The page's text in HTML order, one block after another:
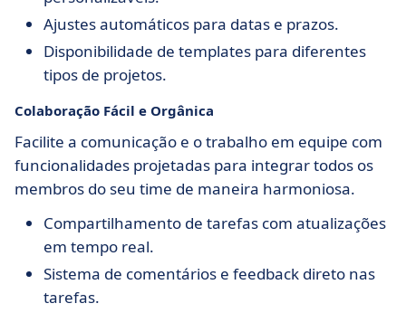
Ajustes automáticos para datas e prazos.
Disponibilidade de templates para diferentes
tipos de projetos.
Colaboração Fácil e Orgânica
Facilite a comunicação e o trabalho em equipe com
funcionalidades projetadas para integrar todos os
membros do seu time de maneira harmoniosa.
Compartilhamento de tarefas com atualizações
em tempo real.
Sistema de comentários e feedback direto nas
tarefas.